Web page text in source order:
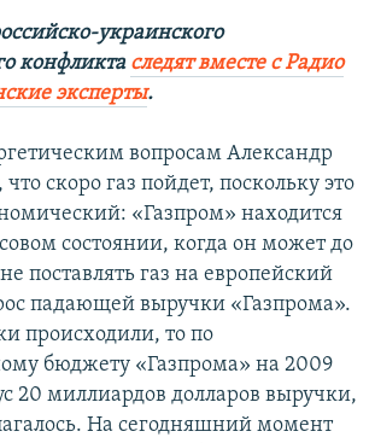
украинского
конфликта следят вместе с Радио
эксперты.
вопросам Александр
скоро газ пойдет, поскольку это
«Газпром» находится
состоянии, когда он может до
поставлять газ на европейский
падающей выручки «Газпрома».
происходили, то по
бюджету «Газпрома» на 2009
20 миллиардов долларов выручки,
На сегодняшний момент